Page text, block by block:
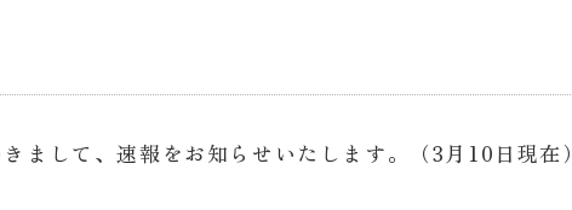
まして、速報をお知らせいたします。（3月10日現在）